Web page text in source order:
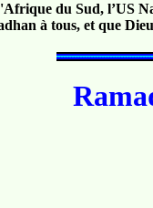
du Sud, l’US
à tous, et que